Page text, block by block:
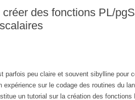
des fonctions PL/
parfois peu claire et souvent sibylline pour
expérience sur le codage des routines du
un tutorial sur la création des